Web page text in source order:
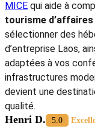
5/5 - (1001 Vote)
Tiana G. 5.0
Peut-on combiner
séjour au Laos ?
Absolument. Le
associer
dans deshôtels